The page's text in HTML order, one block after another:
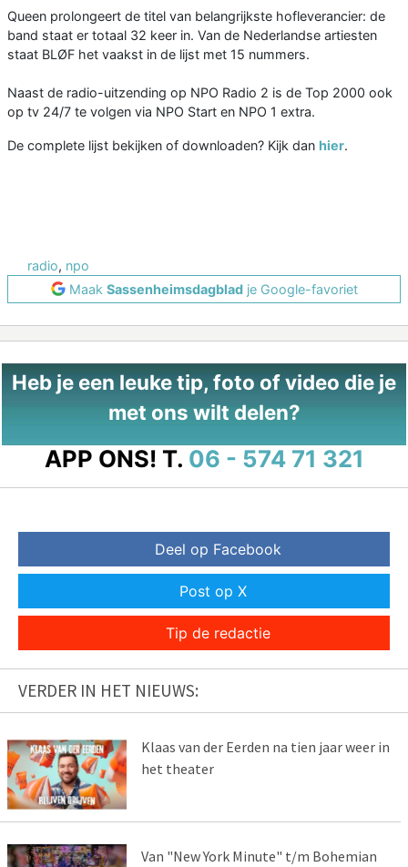
Queen prolongeert de titel van belangrijkste hofleverancier: de
band staat er totaal 32 keer in. Van de Nederlandse artiesten
staat BLØF het vaakst in de lijst met 15 nummers.
Naast de radio-uitzending op NPO Radio 2 is de Top 2000 ook
op tv 24/7 te volgen via NPO Start en NPO 1 extra.
De complete lijst bekijken of downloaden? Kijk dan hier.
radio, npo
Maak Sassenheimsdagbladje Google-favoriet
Heb je een leuke tip, foto of video die je
met ons wilt delen?
APP ONS! T. 06 - 574 71 321
Deel op Facebook
Post op X
Tip de redactie
VERDER IN HET NIEUWS:
Klaas van der Eerden na tien jaar weer in
het theater
Van "New York Minute" t/m Bohemian